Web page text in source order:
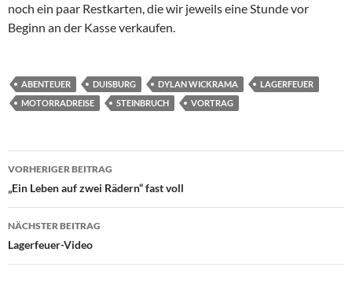
noch ein paar Restkarten, die wir jeweils eine Stunde vor
Beginn an der Kasse verkaufen.
ABENTEUER DUISBURG DYLAN WICKRAMA
LAGERFEUER
MOTORRADREISE
STEINBRUCH VORTRAG
Beitragsnavigation
VORHERIGER BEITRAG
„Ein Leben auf zwei Rädern“ fast voll
NÄCHSTER BEITRAG
Lagerfeuer-Video